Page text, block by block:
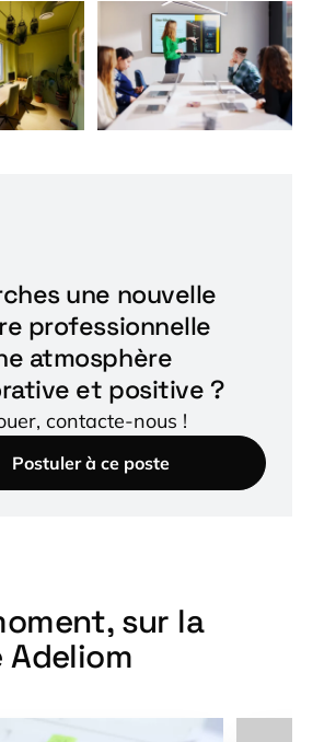
une nouvelle
professionnelle
atmosphère
et positive ?
contacte-nous !
Postuler à ce poste
sur la
Adeliom